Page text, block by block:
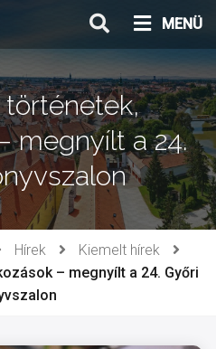
MENÜ
történetek,
megnyílt a 24.
Hírek
Kiemelt hírek
– megnyílt a 24. Győri